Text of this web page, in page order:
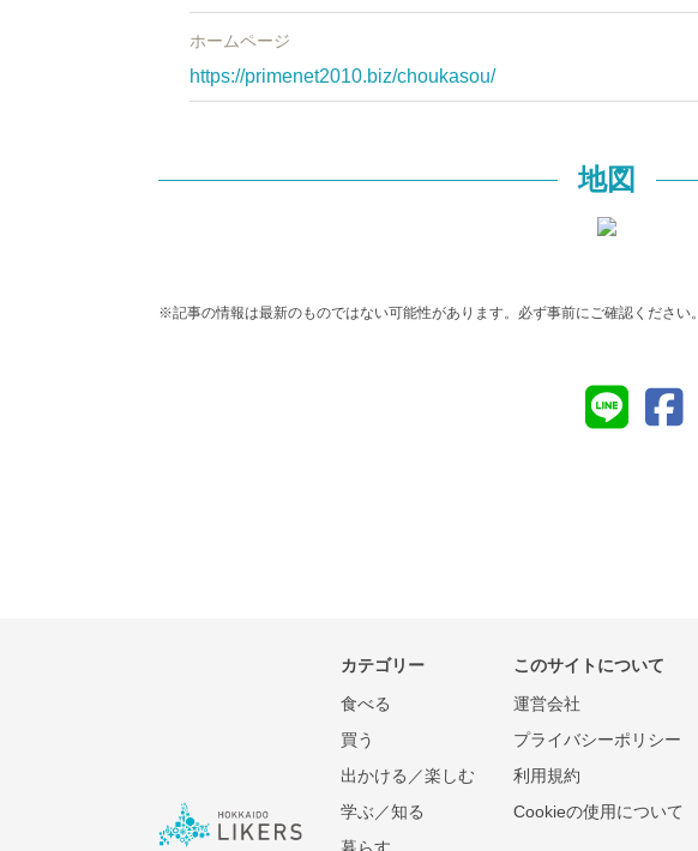
ホームページ
https://primenet2010.biz/choukasou/
地図
※記事の情報は最新のものではない可能性があります。必ず事前にご確認ください。
カテゴリー
食べる
買う
出かける／楽しむ
学ぶ／知る
このサイトについて
運営会社
プライバシーポリシー
利用規約
Cookieの使用について